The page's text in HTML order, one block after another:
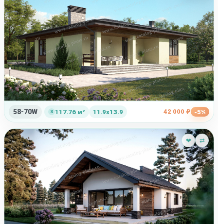
58-70W 117.76 м² 11.9x13.9 42 000 ₽ -5%
❤ ⇄